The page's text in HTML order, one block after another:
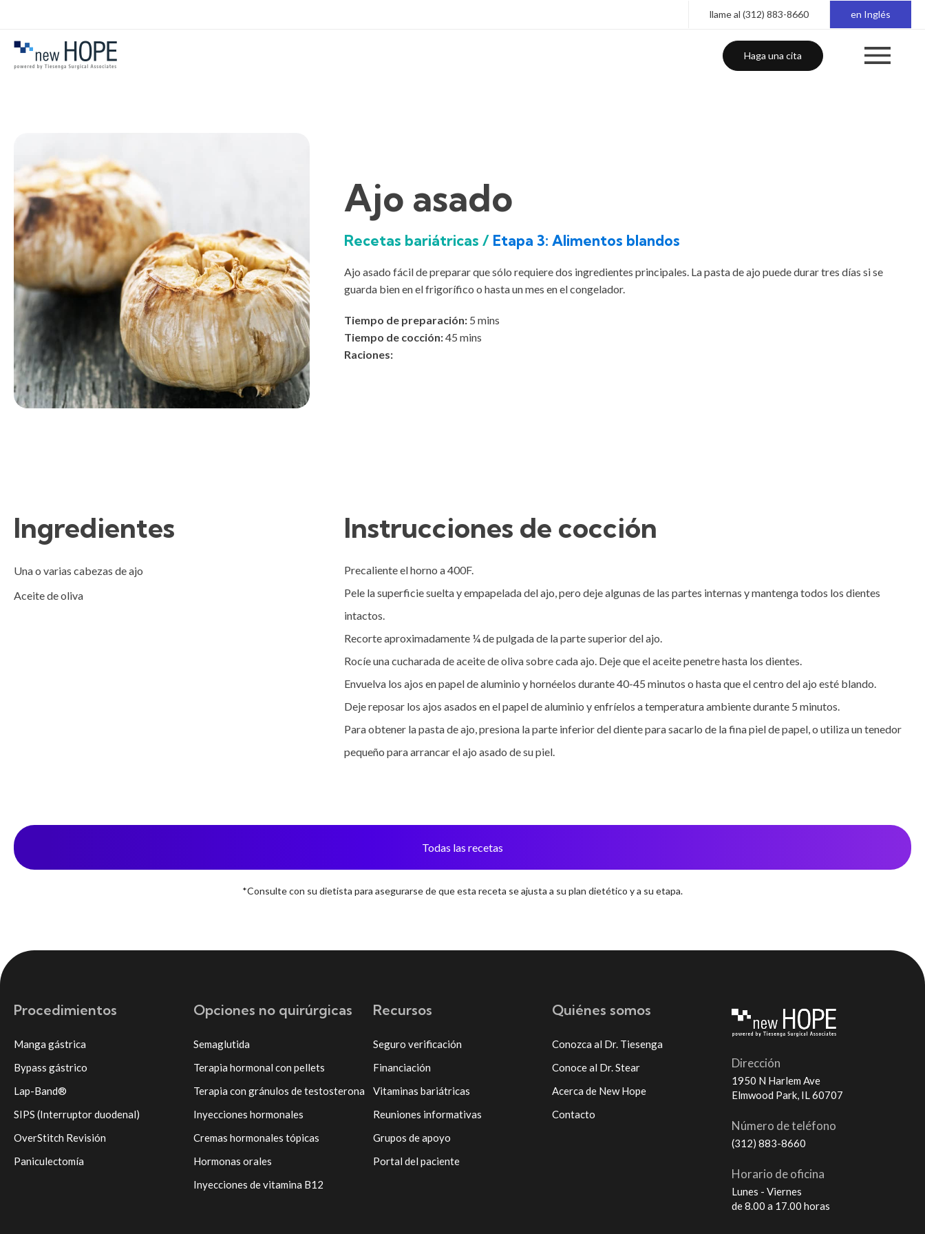
llame al (312) 883-8660 en Inglés
Haga una cita
Ajo asado
Recetas bariátricas / Etapa 3: Alimentos blandos
Ajo asado fácil de preparar que sólo requiere dos ingredientes principales. La pasta de ajo puede durar tres días si se
guarda bien en el frigorífico o hasta un mes en el congelador.
Tiempo de preparación: 5 mins
Tiempo de cocción:45 mins
Raciones:
Ingredientes
Una o varias cabezas de ajo
Aceite de oliva
Instrucciones de cocción
Precaliente el horno a 400F.
Pele la superficie suelta y empapelada del ajo, pero deje algunas de las partes internas y mantenga todos los dientes
intactos.
Recorte aproximadamente ¼ de pulgada de la parte superior del ajo.
Rocíe una cucharada de aceite de oliva sobre cada ajo. Deje que el aceite penetre hasta los dientes.
Envuelva los ajos en papel de aluminio y hornéelos durante 40-45 minutos o hasta que el centro del ajo esté blando.
Deje reposar los ajos asados en el papel de aluminio y enfríelos a temperatura ambiente durante 5 minutos.
Para obtener la pasta de ajo, presiona la parte inferior del diente para sacarlo de la fina piel de papel, o utiliza un tenedor
pequeño para arrancar el ajo asado de su piel.
Todas las recetas
*Consulte con su dietista para asegurarse de que esta receta se ajusta a su plan dietético y a su etapa.
Procedimientos
Manga gástrica
Bypass gástrico
Lap-Band®
SIPS (Interruptor duodenal)
OverStitch Revisión
Paniculectomía
Opciones no quirúrgicas
Semaglutida
Terapia hormonal con pellets
Terapia con gránulos de testosterona
Inyecciones hormonales
Cremas hormonales tópicas
Hormonas orales
Inyecciones de vitamina B12
Recursos
Seguro verificación
Financiación
Vitaminas bariátricas
Reuniones informativas
Grupos de apoyo
Portal del paciente
Quiénes somos
Conozca al Dr. Tiesenga
Conoce al Dr. Stear
Acerca de New Hope
Contacto
Dirección
1950 N Harlem Ave
Elmwood Park, IL 60707
Número de teléfono
(312) 883-8660
Horario de oficina
Lunes - Viernes
de 8.00 a 17.00 horas